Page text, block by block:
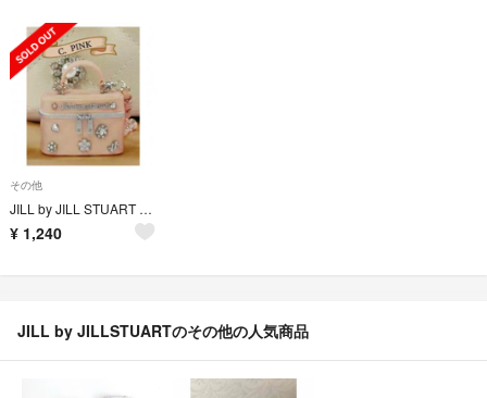
その他
JILL by JILL STUART ミニブローチバニティキーホルダー
¥ 1,240
JILL by JILLSTUARTのその他の人気商品